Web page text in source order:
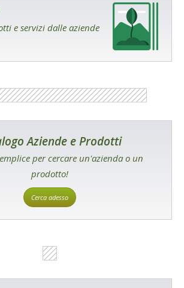
e servizi dalle aziende
Aziende e Prodotti
per cercare un'azienda o un
prodotto!
Cerca adesso